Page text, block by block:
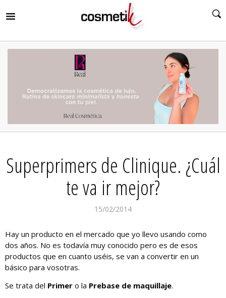
Superprimers de Clinique. ¿Cuál
te va ir mejor?
15/02/2014
Hay un producto en el mercado que yo llevo usando como
dos años. No es todavía muy conocido pero es de esos
productos que en cuanto uséis, se van a convertir en un
básico para vosotras.
Se trata del Primer o la Prebase de maquillaje.